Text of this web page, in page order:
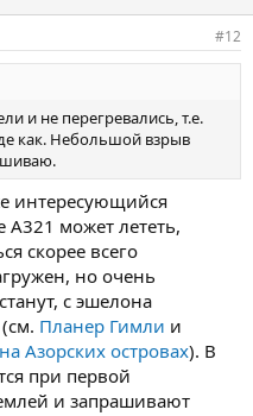
#12
и не перегревались, т.е.
как. Небольшой взрыв
интересующийся
А321 может лететь,
скорее всего
но очень
с эшелона
Планер Гимли и
Азорских островах). В
при первой
и запрашивают